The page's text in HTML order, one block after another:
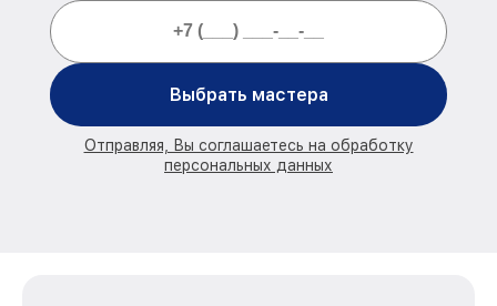
Выбрать мастера
Отправляя, Вы соглашаетесь на обработку
персональных данных